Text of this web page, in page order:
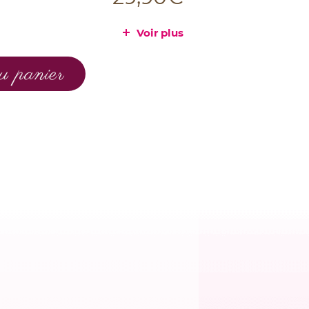
Voir plus
panier